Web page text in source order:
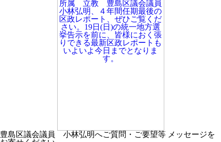
豊島区議会議員 小林弘明へご質問・ご要望等 メッセージを